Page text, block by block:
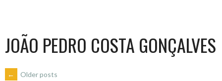
JOÃO PEDRO COSTA GONÇALVES
← Older posts